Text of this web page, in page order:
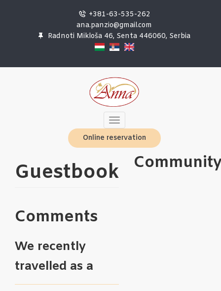
+381-63-535-262
ana.panzio@gmail.com
Radnoti Mikloša 46, Senta 446060, Serbia
Toggle
navigation
Online reservation
Guestbook
Comments
We recently
travelled as a